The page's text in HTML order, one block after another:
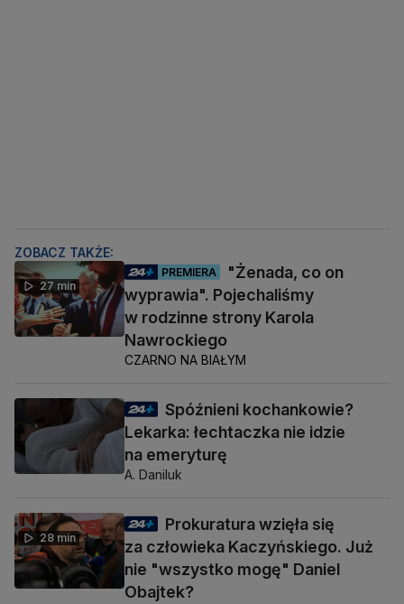
ZOBACZ TAKŻE:
27 min
PREMIERA
"Żenada, co on
wyprawia". Pojechaliśmy
w rodzinne strony Karola
Nawrockiego
CZARNO NA BIAŁYM
Spóźnieni kochankowie?
Lekarka: łechtaczka nie idzie
na emeryturę
A. Daniluk
28 min
Prokuratura wzięła się
za człowieka Kaczyńskiego. Już
nie "wszystko mogę" Daniel
Obajtek?